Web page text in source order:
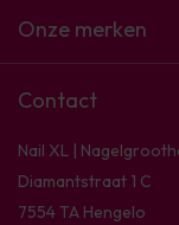
Onze merken
Contact
Nail XL |
Diamantstraat 1 C
7554 TA Hengelo